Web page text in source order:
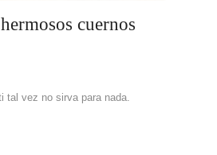
cuernos
tal vez no sirva para nada.